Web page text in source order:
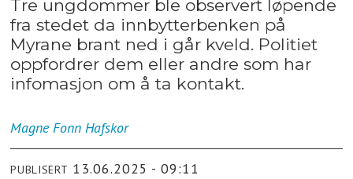
Tre ungdommer ble observert løpende
fra stedet da innbytterbenken på
Myrane brant ned i går kveld. Politiet
oppfordrer dem eller andre som har
infomasjon om å ta kontakt.
Magne Fonn Hafskor
PUBLISERT 13.06.2025 - 09:11